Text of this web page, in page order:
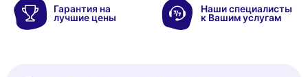
Гарантия на
лучшие цены
Наши специалисты
к Вашим услугам